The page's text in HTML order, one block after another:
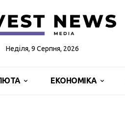
Неділя, 9 Серпня, 2026
ЕКОНОМІКА